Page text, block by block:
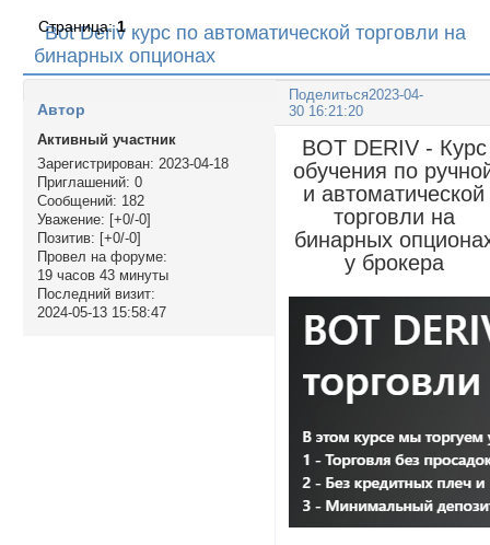
Bot Deriv курс по автоматической торговли на
бинарных опционах
Страница:1
Поделиться2023-04-
30 16:21:20
Автор
Активный участник
Зарегистрирован: 2023-04-18
Приглашений: 0
Сообщений: 182
Уважение: [+0/-0]
Позитив: [+0/-0]
Провел на форуме:
19 часов 43 минуты
Последний визит:
2024-05-13 15:58:47
BOT DERIV - Курс
обучения по
и автоматической
торговли на
бинарных
у брокера